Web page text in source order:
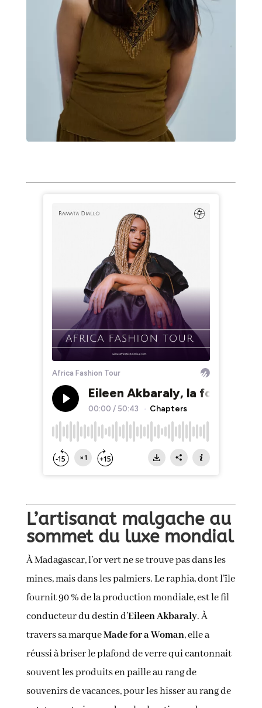
L’artisanat malgache au
sommet du luxe mondial
À Madagascar, l’or vert ne se trouve pas dans les
mines, mais dans les palmiers. Le raphia, dont l’île
fournit 90 % de la production mondiale, est le fil
conducteur du destin d’Eileen Akbaraly. À
travers sa marqueMade for a Woman, elle a
réussi à briser le plafond de verre qui cantonnait
souvent les produits en paille au rang de
souvenirs de vacances, pour les hisser au rang de